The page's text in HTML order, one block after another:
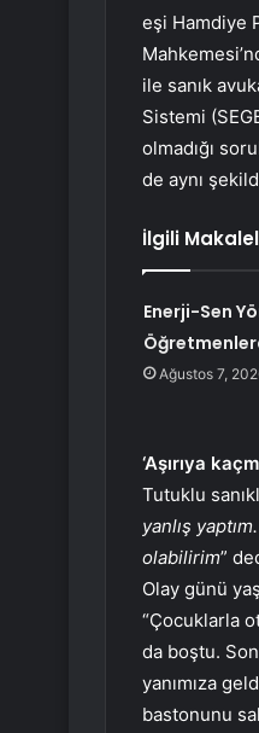
eşi Hamdiye
ile sanık
Sistemi
olmadığı
de aynı
İlgili
Enerji-Sen
Ağustos 7,
‘Aşırıya
Tutuklu
yanlış
olabilirim”
Olay günü
“Çocuklarla
da boştu.
yanımıza
bastonunu